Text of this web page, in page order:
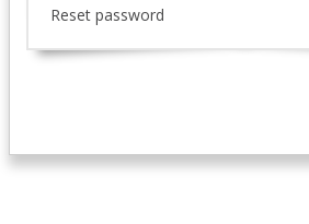
Reset password